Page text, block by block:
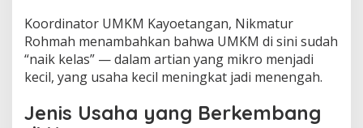
Koordinator UMKM Kayoetangan, Nikmatur
Rohmah menambahkan bahwa UMKM di sini sudah
“naik kelas” — dalam artian yang mikro menjadi
kecil, yang usaha kecil meningkat jadi menengah.
Jenis Usaha yang Berkembang